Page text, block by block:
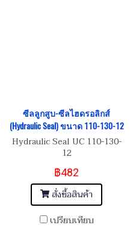
ซีลลูกสูบ-ซีลไฮดรอลิกส์
(Hydraulic Seal) ขนาด 110-130-12
Hydraulic Seal UC 110-130-
12
฿482
สั่งซื้อสินค้า
เปรียบเทียบ